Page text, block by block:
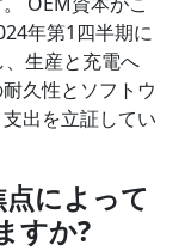
年第1四半期に
生産と充電へ
久性とソフトウ
出を立証してい
によって
すか?